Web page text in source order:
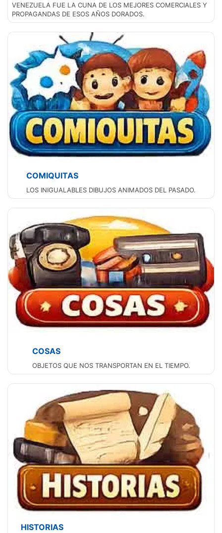
VENEZUELA FUE LA CUNA DE LOS MEJORES COMERCIALES Y
PROPAGANDAS DE ESOS AÑOS DORADOS.
COMIQUITAS
LOS INIGUALABLES DIBUJOS ANIMADOS DEL PASADO.
COSAS
OBJETOS QUE NOS TRANSPORTAN EN EL TIEMPO.
HISTORIAS